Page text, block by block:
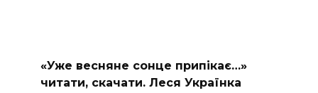
«Уже весняне сонце припікає…»
читати, скачати. Леся Українка